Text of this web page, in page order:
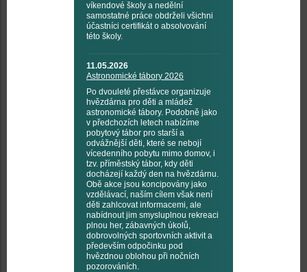
víkendové školy a nedělní
samostatné práce obdrželi všichni
účastníci certifikát o absolvování
této školy.
11.05.2026
Astronomické tábory 2026
Po dvouleté přestávce organizuje
hvězdárna pro děti a mládež
astronomické tábory. Podobně jako
v předchozích letech nabízíme
pobytový tábor pro starší a
odvážnější děti, které se nebojí
vícedenního pobytu mimo domov, i
tzv. příměstský tábor, kdy děti
docházejí každý den na hvězdárnu.
Obě akce jsou koncipovány jako
vzdělávací, naším cílem však není
děti zahlcovat informacemi, ale
nabídnout jim smysluplnou rekreaci
plnou her, zábavných úkolů,
dobrovolných sportovních aktivit a
především odpočinku pod
hvězdnou oblohou při nočních
pozorováních.